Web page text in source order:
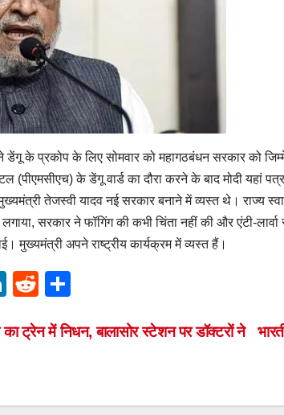
डेंगू के प्रकोप के लिए सोमवार को महागठबंधन सरकार को
(पीएमसीएच) के डेंगू वार्ड का दौरा करने के बाद मोदी
तेजस्वी यादव नई सरकार बनाने में व्यस्त थे।
सरकार ने फॉगिंग की कभी चिंता नहीं की और एंटी-
मुख्यमंत्री अपने राष्ट्रीय कार्यक्रम में व्यस्त हैं।
Li
k
R
d
ar
का ट्रेन में निधन, बालासोर स्टेशन पर डॉक्टरों ने